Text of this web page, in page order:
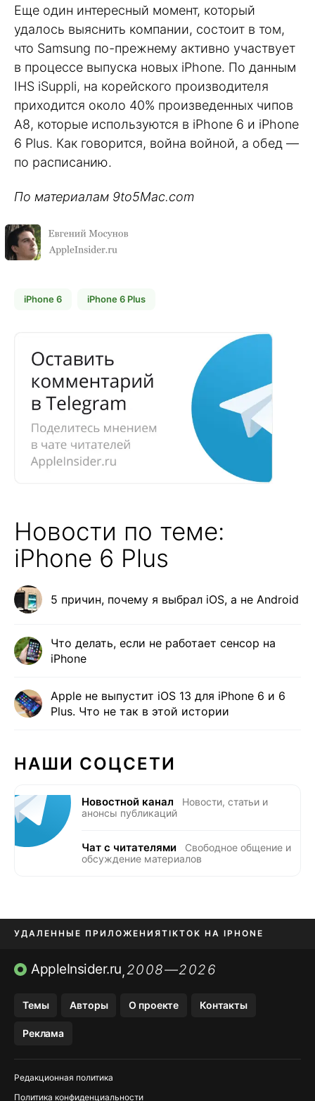
Еще один интересный момент, который
удалось выяснить компании, состоит в том,
что Samsung по-прежнему активно участвует
в процессе выпуска новых iPhone. По данным
IHS iSuppli, на корейского производителя
приходится около 40% произведенных чипов
А8, которые используются в iPhone 6 и iPhone
6 Plus. Как говорится, война войной, а обед —
по расписанию.
По материалам 9to5Mac.com
iPhone 6 iPhone 6 Plus
Новости по теме:
iPhone 6 Plus
5 причин, почему я выбрал iOS, а не Android
Что делать, если не работает сенсор на
iPhone
Apple не выпустит iOS 13 для iPhone 6 и 6
Plus. Что не так в этой истории
НАШИ СОЦСЕТИ
Новостной канал
Новости, статьи и
анонсы публикаций
Чат с читателями
Свободное общение и
обсуждение материалов
УДАЛЕННЫЕ ПРИЛОЖЕНИЯTIKTOK НА IPHONE
ПРИЛОЖЕНИЯ БЕЗ APP STORE
AppleInsider.ru,2008—2026
Темы Авторы О проекте Контакты
Реклама
Редакционная политика
Политика конфиденциальности